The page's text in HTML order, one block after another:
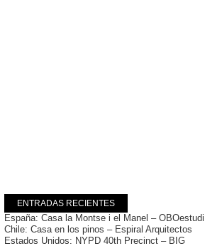
ENTRADAS RECIENTES
España: Casa la Montse i el Manel – OBOestudi
Chile: Casa en los pinos – Espiral Arquitectos
Estados Unidos: NYPD 40th Precinct – BIG